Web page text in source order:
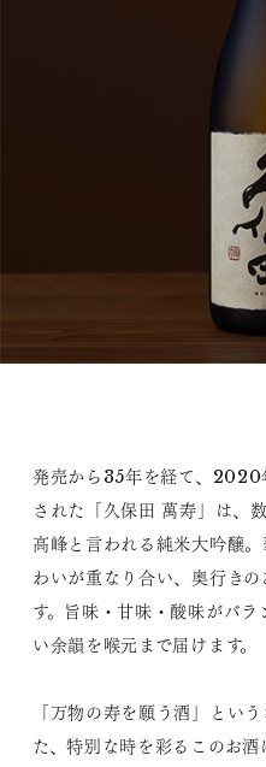
発売から35年を経て、2020
された「久保田 萬寿」は、
高峰と言われる純米大吟醸
わいが重なり合い、奥行き
す。旨味・甘味・酸味がバ
い余韻を喉元まで届けます。
「万物の寿を願う酒」とい
た、特別な時を彩るこのお